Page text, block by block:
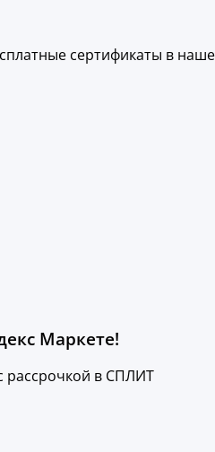
сертификаты в
Маркете!
рассрочкой в СПЛИТ